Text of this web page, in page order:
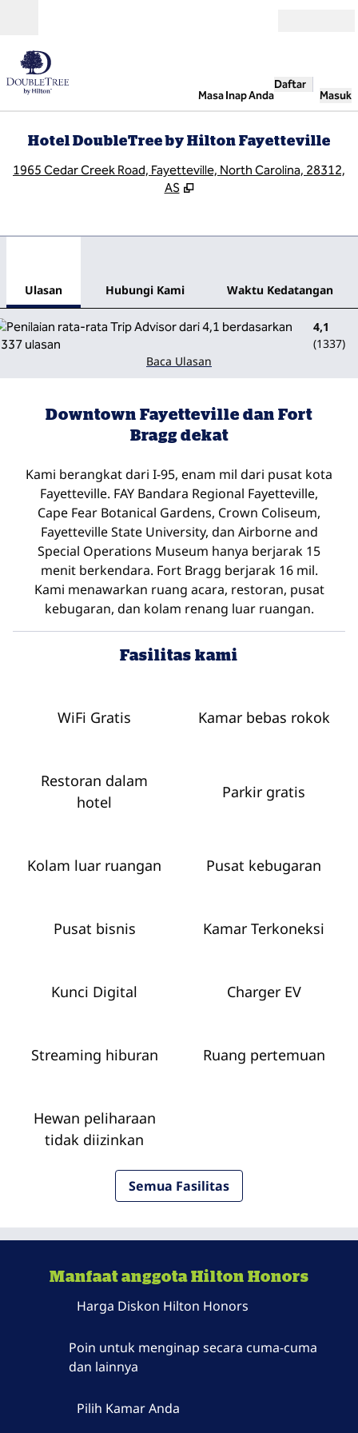
Masa Inap Anda
Daftar
Masuk
Hotel DoubleTree by Hilton Fayetteville
1965 Cedar Creek Road, Fayetteville, North Carolina, 28312,
AS
Ulasan Hubungi Kami Waktu Kedatangan
4,1
(1337)
Baca Ulasan
Downtown Fayetteville dan Fort
Bragg dekat
Kami berangkat dari I-95, enam mil dari pusat kota
Fayetteville. FAY Bandara Regional Fayetteville,
Cape Fear Botanical Gardens, Crown Coliseum,
Fayetteville State University, dan Airborne and
Special Operations Museum hanya berjarak 15
menit berkendara. Fort Bragg berjarak 16 mil.
Kami menawarkan ruang acara, restoran, pusat
kebugaran, dan kolam renang luar ruangan.
Fasilitas kami
WiFi Gratis Kamar bebas rokok
Restoran dalam
hotel
Parkir gratis
Kolam luar ruangan Pusat kebugaran
Pusat bisnis Kamar Terkoneksi
Kunci Digital Charger EV
Streaming hiburan Ruang pertemuan
Hewan peliharaan
tidak diizinkan
Semua Fasilitas
Manfaat anggota Hilton Honors
Harga Diskon Hilton Honors
Poin untuk menginap secara cuma-cuma
dan lainnya
Pilih Kamar Anda